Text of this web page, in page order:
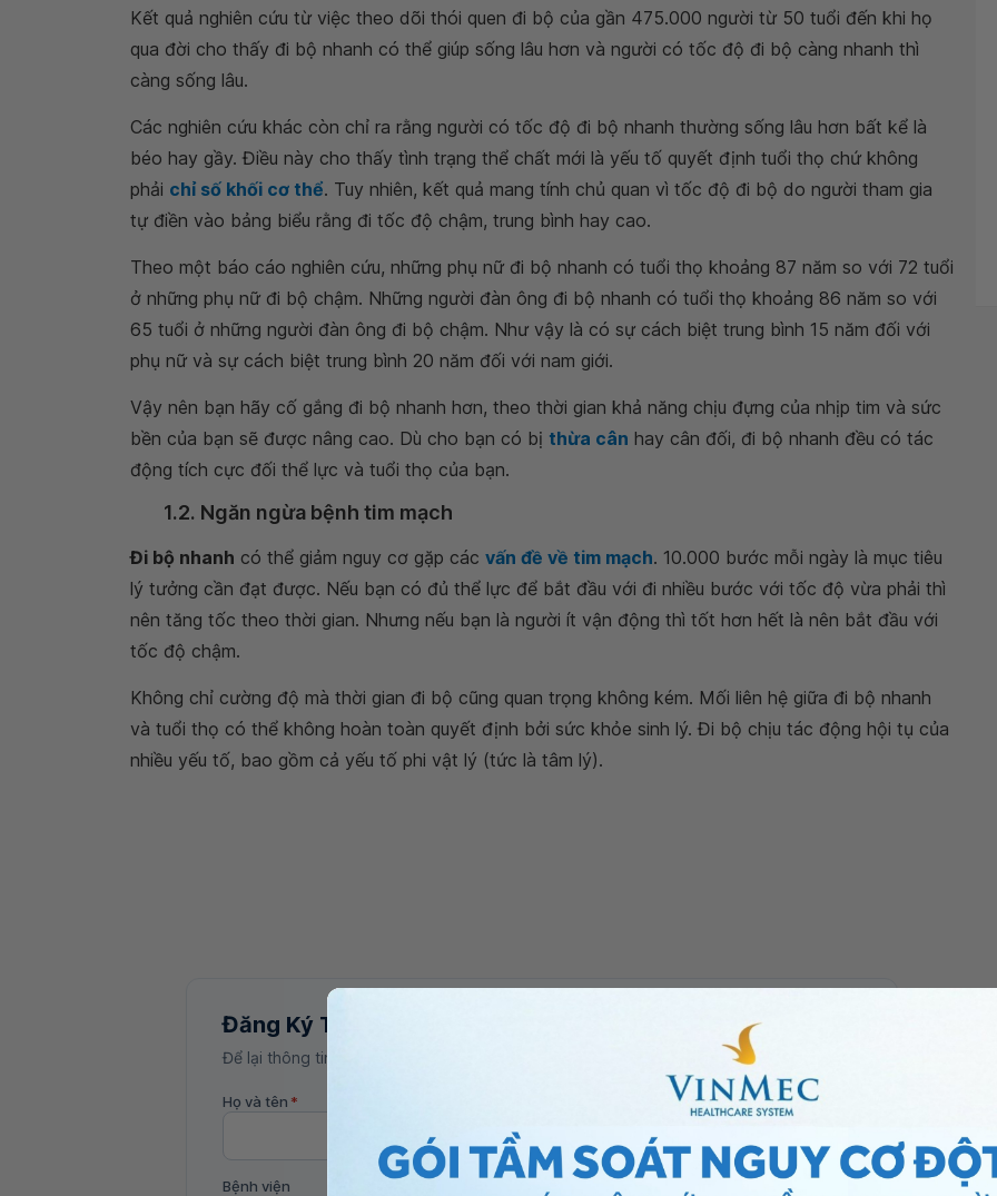
Kết quả nghiên cứu từ việc theo dõi thói quen đi bộ của gần 475.000 người từ 50 tuổi đến khi họ
qua đời cho thấy đi bộ nhanh có thể giúp sống lâu hơn và người có tốc độ đi bộ càng nhanh thì
càng sống lâu.
Các nghiên cứu khác còn chỉ ra rằng người có tốc độ đi bộ nhanh thường sống lâu hơn bất kể là
béo hay gầy. Điều này cho thấy tình trạng thể chất mới là yếu tố quyết định tuổi thọ chứ không
phải chỉ số khối cơ thể. Tuy nhiên, kết quả mang tính chủ quan vì tốc độ đi bộ do người tham gia
tự điền vào bảng biểu rằng đi tốc độ chậm, trung bình hay cao.
Theo một báo cáo nghiên cứu, những phụ nữ đi bộ nhanh có tuổi thọ khoảng 87 năm so với 72 tuổi
ở những phụ nữ đi bộ chậm. Những người đàn ông đi bộ nhanh có tuổi thọ khoảng 86 năm so với
65 tuổi ở những người đàn ông đi bộ chậm. Như vậy là có sự cách biệt trung bình 15 năm đối với
phụ nữ và sự cách biệt trung bình 20 năm đối với nam giới.
Vậy nên bạn hãy cố gắng đi bộ nhanh hơn, theo thời gian khả năng chịu đựng của nhịp tim và sức
bền của bạn sẽ được nâng cao. Dù cho bạn có bị thừa cân hay cân đối, đi bộ nhanh đều có tác
động tích cực đối thể lực và tuổi thọ của bạn.
1.2. Ngăn ngừa bệnh tim mạch
Đi bộ nhanh có thể giảm nguy cơ gặp các vấn đề về tim mạch. 10.000 bước mỗi ngày là mục tiêu
lý tưởng cần đạt được. Nếu bạn có đủ thể lực để bắt đầu với đi nhiều bước với tốc độ vừa phải thì
nên tăng tốc theo thời gian. Nhưng nếu bạn là người ít vận động thì tốt hơn hết là nên bắt đầu với
tốc độ chậm.
Không chỉ cường độ mà thời gian đi bộ cũng quan trọng không kém. Mối liên hệ giữa đi bộ nhanh
và tuổi thọ có thể không hoàn toàn quyết định bởi sức khỏe sinh lý. Đi bộ chịu tác động hội tụ của
nhiều yếu tố, bao gồm cả yếu tố phi vật lý (tức là tâm lý).
Đăng Ký Tư Vấn
Để lại thông tin, bác sĩ Vinmec sẽ liên hệ tư vấn trong 24 giờ.
Họ và tên *
Bệnh viện